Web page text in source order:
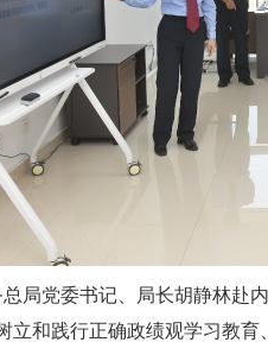
总局党委书记、局长胡静林
立和践行正确政绩观学习教